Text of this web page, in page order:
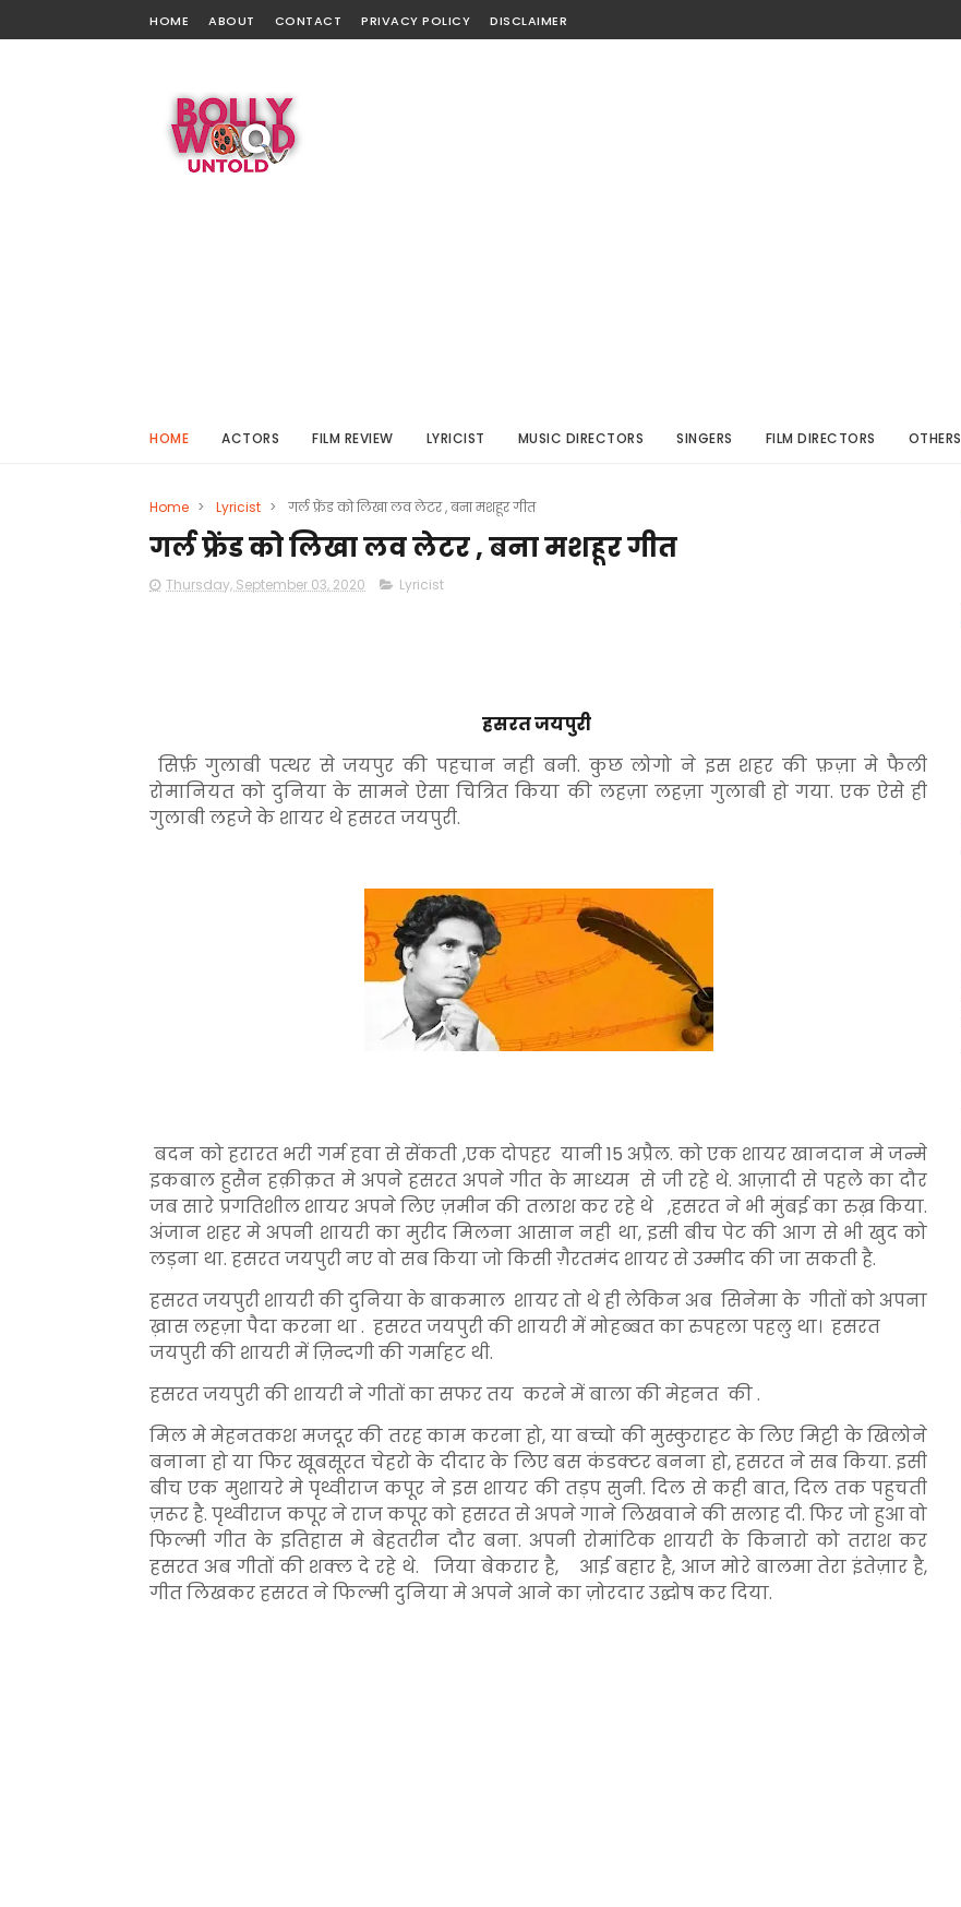
HOME ABOUT CONTACT PRIVACY POLICY DISCLAIMER
HOME ACTORS FILM REVIEW LYRICIST MUSIC DIRECTORS SINGERS FILM DIRECTORS OTHERS
Home > Lyricist > गर्ल फ्रेंड को लिखा लव लेटर , बना मशहूर गीत
गर्ल फ्रेंड को लिखा लव लेटर , बना मशहूर गीत
Thursday, September 03, 2020 Lyricist
हसरत जयपुरी
सिर्फ़ गुलाबी पत्थर से जयपुर की पहचान नही बनी. कुछ लोगो ने इस शहर की फ़ज़ा मे फैली
रोमानियत को दुनिया के सामने ऐसा चित्रित किया की लहज़ा लहज़ा गुलाबी हो गया. एक ऐसे ही
गुलाबी लहजे के शायर थे हसरत जयपुरी.
बदन को हरारत भरी गर्म हवा से सेंकती ,एक दोपहर यानी 15 अप्रैल. को एक शायर खानदान मे जन्मे
इकबाल हुसैन हक़ीक़त मे अपने हसरत अपने गीत के माध्यम से जी रहे थे. आज़ादी से पहले का दौर
जब सारे प्रगतिशील शायर अपने लिए ज़मीन की तलाश कर रहे थे ,हसरत ने भी मुंबई का रुख़ किया.
अंजान शहर मे अपनी शायरी का मुरीद मिलना आसान नही था, इसी बीच पेट की आग से भी खुद को
लड़ना था. हसरत जयपुरी नए वो सब किया जो किसी ग़ैरतमंद शायर से उम्मीद की जा सकती है.
हसरत जयपुरी शायरी की दुनिया के बाकमाल शायर तो थे ही लेकिन अब सिनेमा के गीतों को अपना
ख़ास लहज़ा पैदा करना था . हसरत जयपुरी की शायरी में मोहब्बत का रुपहला पहलु था। हसरत
जयपुरी की शायरी में ज़िन्दगी की गर्माहट थी.
हसरत जयपुरी की शायरी ने गीतों का सफर तय करने में बाला की मेहनत की .
मिल मे मेहनतकश मजदूर की तरह काम करना हो, या बच्चो की मुस्कुराहट के लिए मिट्टी के खिलोने
बनाना हो या फिर खूबसूरत चेहरो के दीदार के लिए बस कंडक्टर बनना हो, हसरत ने सब किया. इसी
बीच एक मुशायरे मे पृथ्वीराज कपूर ने इस शायर की तड़प सुनी. दिल से कही बात, दिल तक पहुचती
ज़रूर है. पृथ्वीराज कपूर ने राज कपूर को हसरत से अपने गाने लिखवाने की सलाह दी. फिर जो हुआ वो
फिल्मी गीत के इतिहास मे बेहतरीन दौर बना. अपनी रोमांटिक शायरी के किनारो को तराश कर
हसरत अब गीतों की शक्ल दे रहे थे. जिया बेकरार है, आई बहार है, आज मोरे बालमा तेरा इंतेज़ार है,
गीत लिखकर हसरत ने फिल्मी दुनिया मे अपने आने का ज़ोरदार उद्घोष कर दिया.